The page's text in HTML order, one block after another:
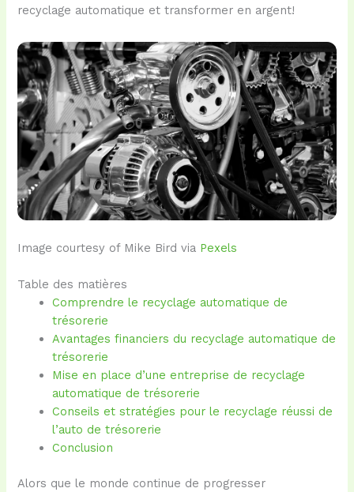
recyclage automatique et transformer en argent!
Image courtesy of Mike Bird via Pexels
Table des matières
Comprendre le recyclage automatique de
trésorerie
Avantages financiers du recyclage automatique de
trésorerie
Mise en place d’une entreprise de recyclage
automatique de trésorerie
Conseils et stratégies pour le recyclage réussi de
l’auto de trésorerie
Conclusion
Alors que le monde continue de progresser